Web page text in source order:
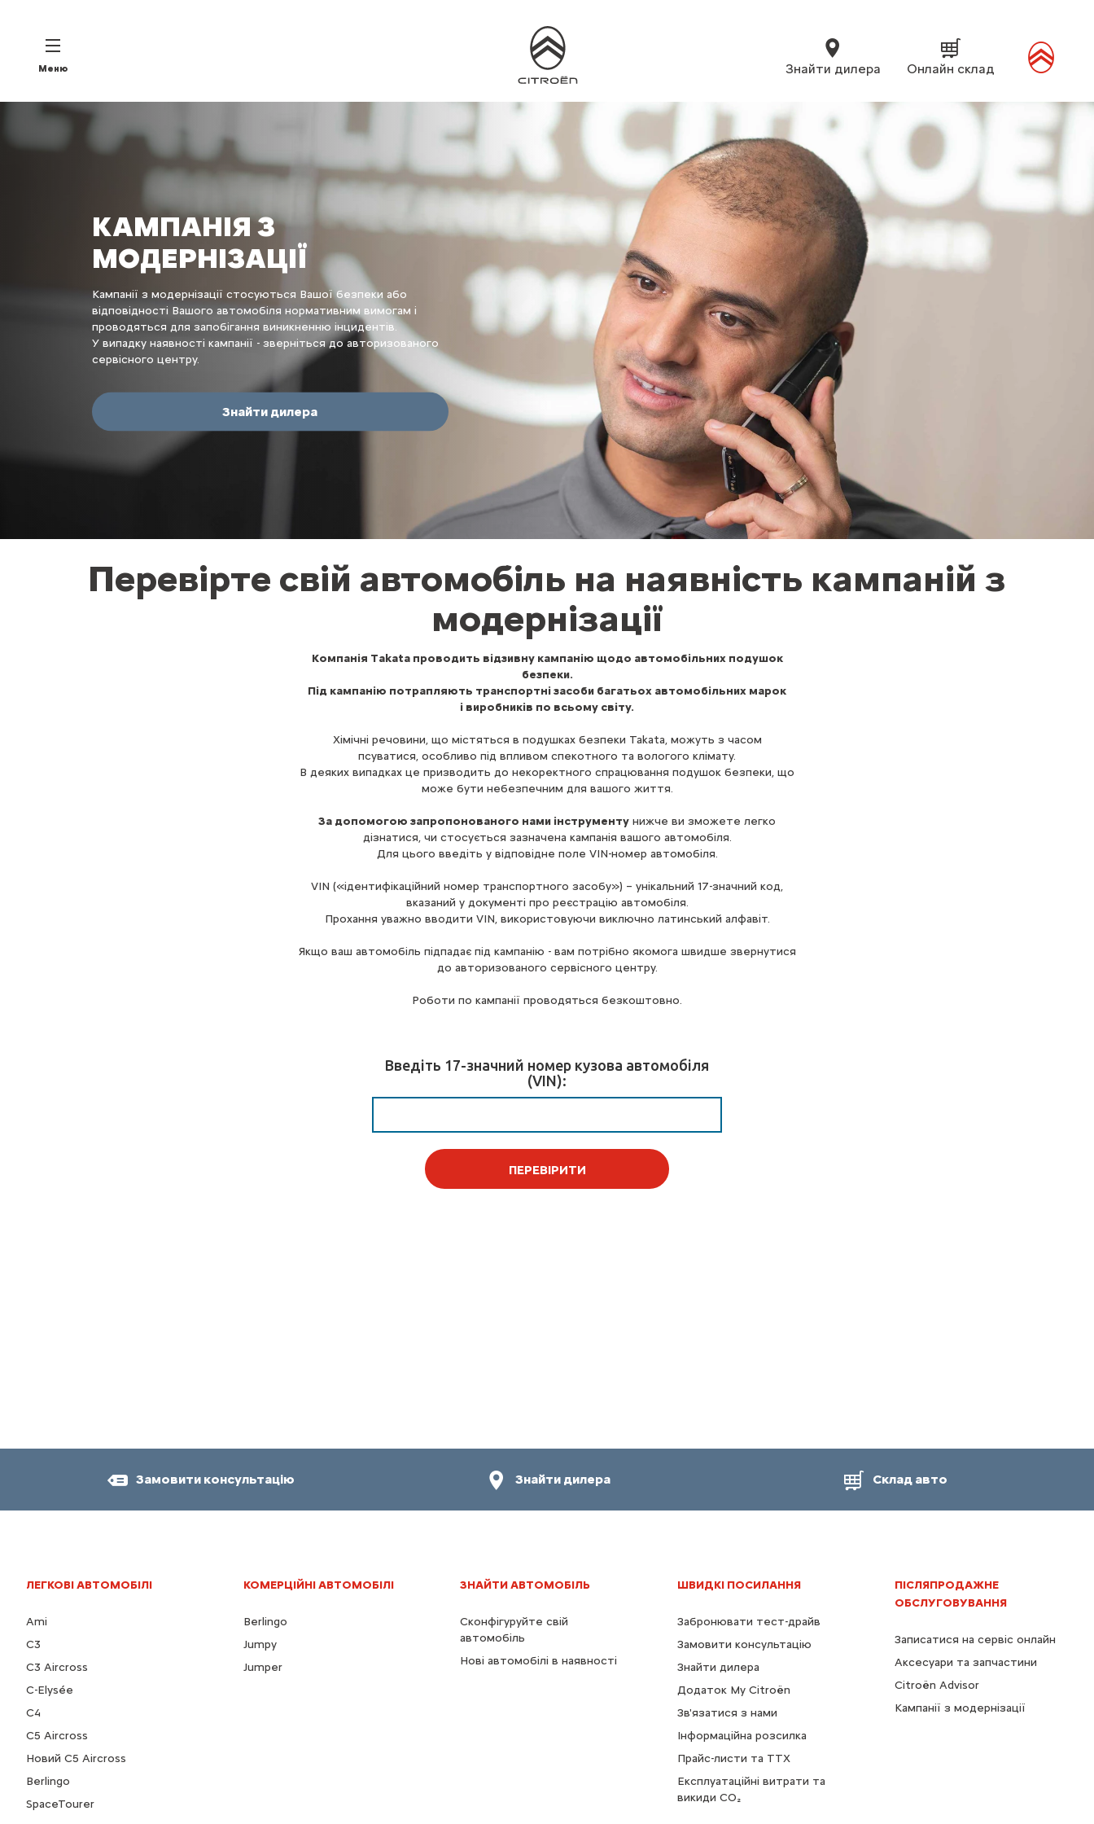
Меню Знайти дилера Онлайн склад
КАМПАНІЯ З
МОДЕРНІЗАЦІЇ
Кампанії з модернізації стосуються Вашої безпеки або
відповідності Вашого автомобіля нормативним вимогам і
проводяться для запобігання виникненню інцидентів.
У випадку наявності кампанії - зверніться до авторизованого
сервісного центру.
Знайти дилера
Перевірте свій автомобіль на наявність кампаній з
модернізації
Компанія Takata проводить відзивну кампанію щодо автомобільних подушок
безпеки.
Під кампанію потрапляють транспортні засоби багатьох автомобільних марок
і виробників по всьому світу.
Хімічні речовини, що містяться в подушках безпеки Takata, можуть з часом
псуватися, особливо під впливом спекотного та вологого клімату.
В деяких випадках це призводить до некоректного спрацювання подушок безпеки, що
може бути небезпечним для вашого життя.
За допомогою запропонованого нами інструменту нижче ви зможете легко
дізнатися, чи стосується зазначена кампанія вашого автомобіля.
Для цього введіть у відповідне поле VIN-номер автомобіля.
VIN («ідентифікаційний номер транспортного засобу») – унікальний 17-значний код,
вказаний у документі про реєстрацію автомобіля.
Прохання уважно вводити VIN, використовуючи виключно латинський алфавіт.
Якщо ваш автомобіль підпадає під кампанію - вам потрібно якомога швидше звернутися
до авторизованого сервісного центру.
Роботи по кампанії проводяться безкоштовно.
Замовити консультацію Знайти дилера Склад авто
ЛЕГКОВІ АВТОМОБІЛІ
Ami
C3
C3 Aircross
C-Elysée
С4
С5 Aircross
Новий С5 Aircross
Berlingo
SpaceTourer
КОМЕРЦІЙНІ АВТОМОБІЛІ
Berlingo
Jumpy
Jumper
ЗНАЙТИ АВТОМОБІЛЬ
Сконфігуруйте свій
автомобіль
Нові автомобілі в наявності
ШВИДКІ ПОСИЛАННЯ
Забронювати тест-драйв
Замовити консультацію
Знайти дилера
Додаток My Citroën
Зв'язатися з нами
Інформаційна розсилка
Прайс-листи та ТТХ
Експлуатаційні витрати та
викиди CO₂
ПІСЛЯПРОДАЖНЕ
ОБСЛУГОВУВАННЯ
Записатися на сервіс онлайн
Аксесуари та запчастини
Citroën Advisor
Кампанії з модернізації